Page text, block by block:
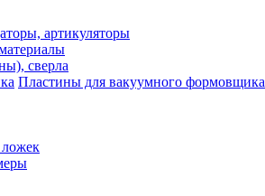
артикуляторы
сверла
Пластины для вакуумного формовщика